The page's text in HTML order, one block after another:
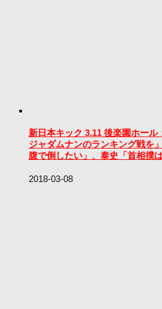
新日本キック 3.11 後楽園ホー
ジャダムナンのランキング戦を
腹で倒したい」、泰史「首相撲
2018-03-08